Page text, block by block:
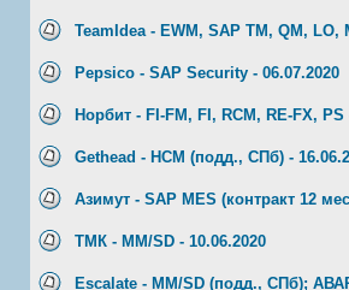
TeamIdea - EWM, SAP TM, QM, LO,
Pepsico - SAP Security - 06.07.2020
Норбит - FI-FM, FI, RCM, RE-FX, PS
Gethead - HCM (подд., СПб) -
Азимут - SAP MES (контракт 12
ТМК - MM/SD - 10.06.2020
Escalate - MM/SD (подд., СПб);